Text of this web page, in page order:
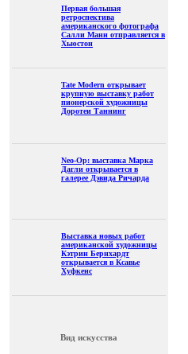
Первая большая
ретроспектива
американского фотографа
Салли Манн отправляется в
Хьюстон
Tate Modern открывает
крупную выставку работ
пионерской художницы
Доротеи Таннинг
Neo-Op: выставка Марка
Дагли открывается в
галерее Дэвида Ричарда
Выставка новых работ
американской художницы
Кэтрин Бернхардт
открывается в Ксавье
Хуфкенс
Вид искусства